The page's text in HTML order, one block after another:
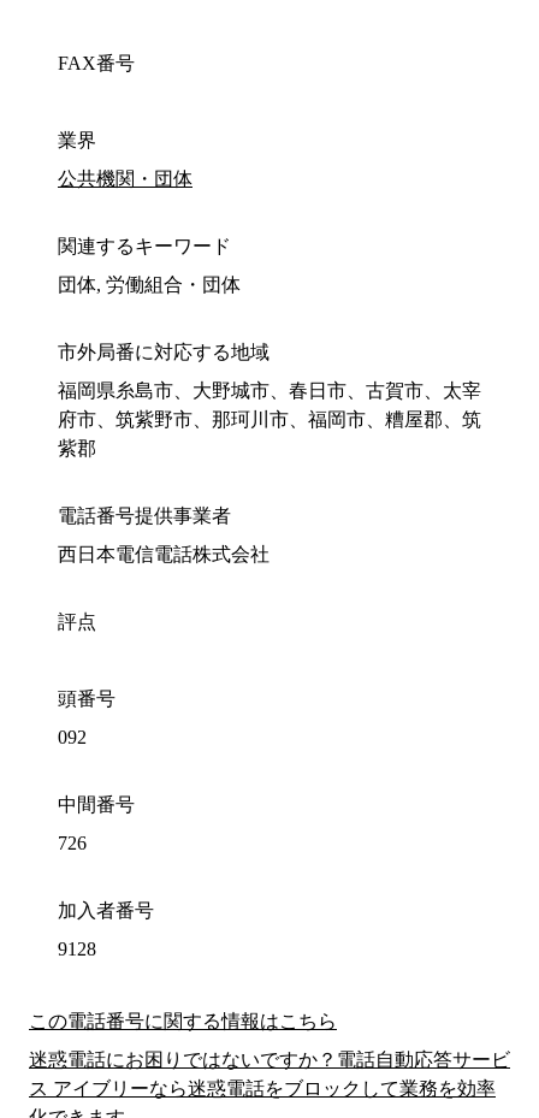
FAX番号
業界
公共機関・団体
関連するキーワード
団体, 労働組合・団体
市外局番に対応する地域
福岡県糸島市、大野城市、春日市、古賀市、太宰
府市、筑紫野市、那珂川市、福岡市、糟屋郡、筑
紫郡
電話番号提供事業者
西日本電信電話株式会社
評点
頭番号
092
中間番号
726
加入者番号
9128
この電話番号に関する情報はこちら
迷惑電話にお困りではないですか？電話自動応答サービ
ス アイブリーなら迷惑電話をブロックして業務を効率